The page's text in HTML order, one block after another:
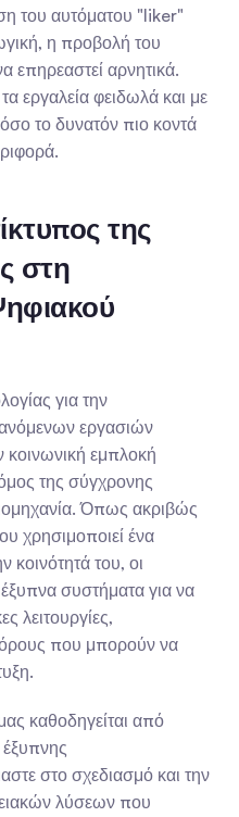
του αυτόματου "liker"
η προβολή του
επηρεαστεί αρνητικά.
εργαλεία φειδωλά και με
το δυνατόν πιο κοντά
της
στη
για την
εργασιών
κοινωνική εμπλοκή
της σύγχρονης
Όπως ακριβώς
χρησιμοποιεί ένα
κοινότητά του, οι
συστήματα για να
λειτουργίες,
που μπορούν να
καθοδηγείται από
έξυπνης
στο σχεδιασμό και την
λύσεων που